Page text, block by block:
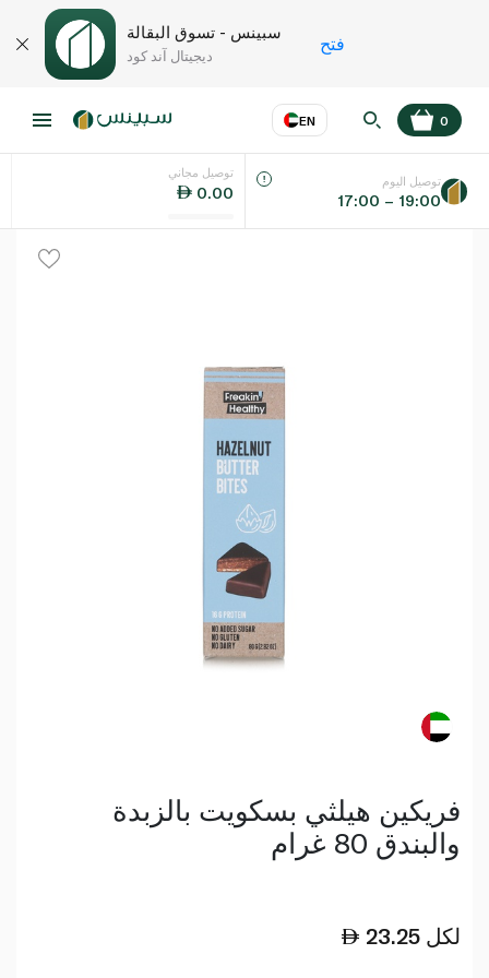
سبينس - تسوق البقالة
ديجيتال آند كود
فتح
EN
اللغة عر
0
توصيل مجاني
0.00
توصيل اليوم
17:00 – 19:00
فريكين هيلثي بسكويت بالزبدة
والبندق 80 غرام
23.25 لكل